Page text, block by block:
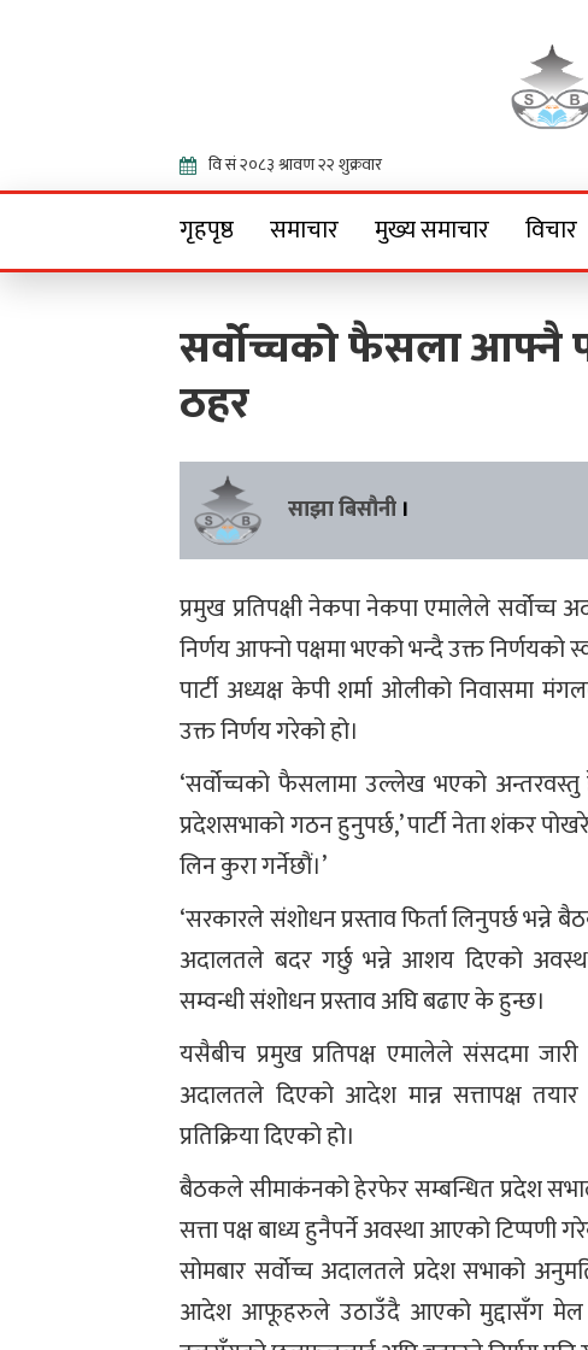
गृहपृष्ठ समाचार मुख्य समाचार विचार
सर्वोच्चको फैसला आफ्नै
ठहर
साझा बिसौनी ।
प्रमुख प्रतिपक्षी नेकपा नेकपा एमालेले सर्वोच्च
निर्णय आफ्नो पक्षमा भएको भन्दै उक्त निर्णयको
पार्टी अध्यक्ष केपी शर्मा ओलीको निवासमा
उक्त निर्णय गरेको हो।
‘सर्वोच्चको फैसलामा उल्लेख भएको अन्तरवस्तु
प्रदेशसभाको गठन हुनुपर्छ,’ पार्टी नेता शंकर
लिन कुरा गर्नेछौं।’
‘सरकारले संशोधन प्रस्ताव फिर्ता लिनुपर्छ भन्ने
अदालतले बदर गर्छु भन्ने आशय दिएको
सम्वन्धी संशोधन प्रस्ताव अघि बढाए के हुन्छ।
यसैबीच प्रमुख प्रतिपक्ष एमालेले संसदमा
अदालतले दिएको आदेश मान्न सत्तापक्ष
प्रतिक्रिया दिएको हो।
बैठकले सीमाकंनको हेरफेर सम्बन्धित प्रदेश
सत्ता पक्ष बाध्य हुनैपर्ने अवस्था आएको टिप्पणी
सोमबार सर्वोच्च अदालतले प्रदेश सभाको
आदेश आफूहरुले उठाउँदै आएको मुद्दासँग मेल